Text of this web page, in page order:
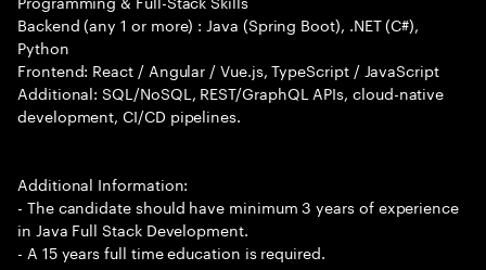
Backend (any 1 or more) : Java (Spring Boot), .NET (C#),
Python
Frontend: React / Angular / Vue.js, TypeScript / JavaScript
Additional: SQL/NoSQL, REST/GraphQL APIs, cloud-native
development, CI/CD pipelines.
Additional Information:
- The candidate should have minimum 3 years of experience
in Java Full Stack Development.
- A 15 years full time education is required.